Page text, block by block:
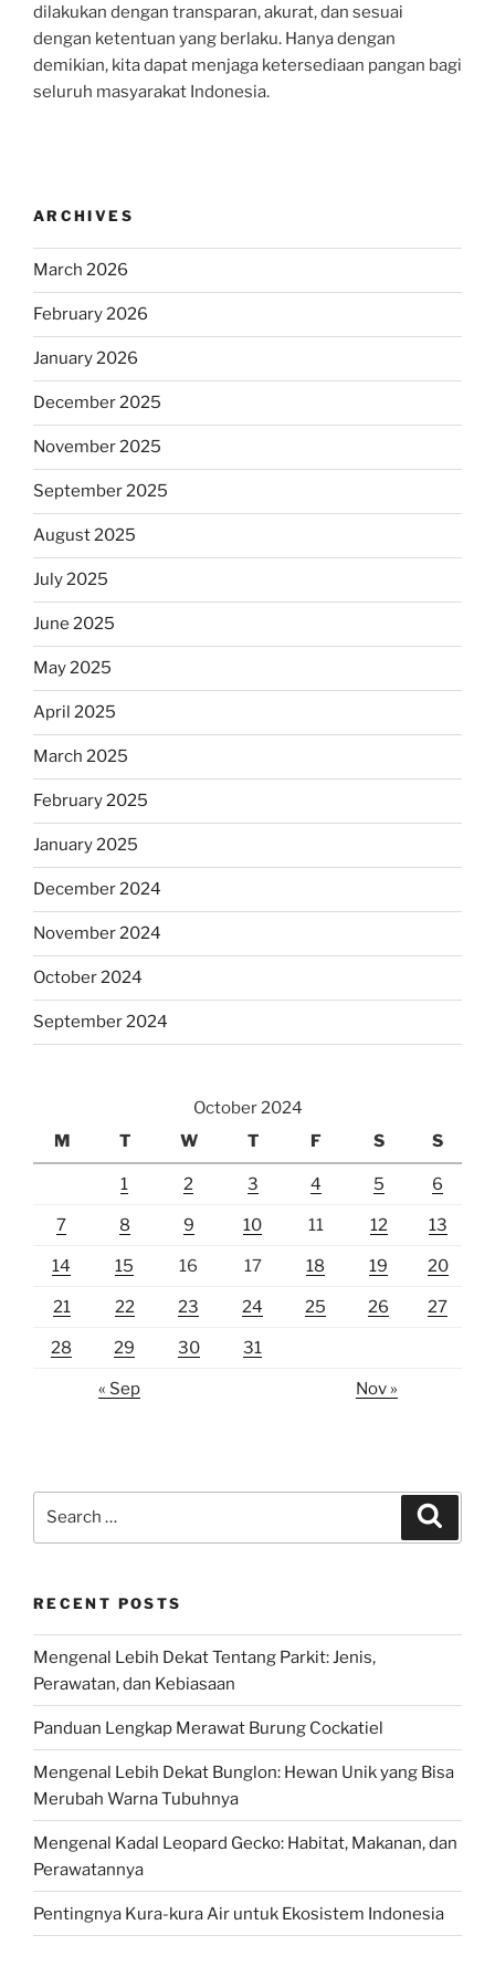
dilakukan dengan transparan, akurat, dan sesuai
dengan ketentuan yang berlaku. Hanya dengan
demikian, kita dapat menjaga ketersediaan pangan bagi
seluruh masyarakat Indonesia.
ARCHIVES
March 2026
February 2026
January 2026
December 2025
November 2025
September 2025
August 2025
July 2025
June 2025
May 2025
April 2025
March 2025
February 2025
January 2025
December 2024
November 2024
October 2024
September 2024
October 2024
M
T W T F S S
1 2 3 4 5 6
7 8 9 10 11 12 13
14 15 16 17 18 19 20
21 22 23 24 25 26 27
28 29 30 31
« Sep Nov »
RECENT POSTS
Mengenal Lebih Dekat Tentang Parkit: Jenis,
Perawatan, dan Kebiasaan
Panduan Lengkap Merawat Burung Cockatiel
Mengenal Lebih Dekat Bunglon: Hewan Unik yang Bisa
Merubah Warna Tubuhnya
Mengenal Kadal Leopard Gecko: Habitat, Makanan, dan
Perawatannya
Pentingnya Kura-kura Air untuk Ekosistem Indonesia